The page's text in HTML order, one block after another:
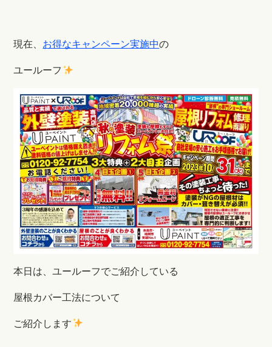
現在、 お得なキャンペーン実施中の
ユールーフ
本日は、ユールーフでご紹介している
屋根カバー工法について
ご紹介します